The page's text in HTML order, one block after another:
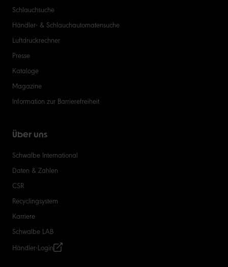
Schlauchsuche
Händler- & Schlauchautomatensuche
Luftdruckrechner
Presse
Kataloge
Magazine
Information zur Barrierefreiheit
Über uns
Schwalbe International
Daten & Zahlen
CSR
Recyclingsystem
Karriere
Schwalbe LAB
Händler-Login